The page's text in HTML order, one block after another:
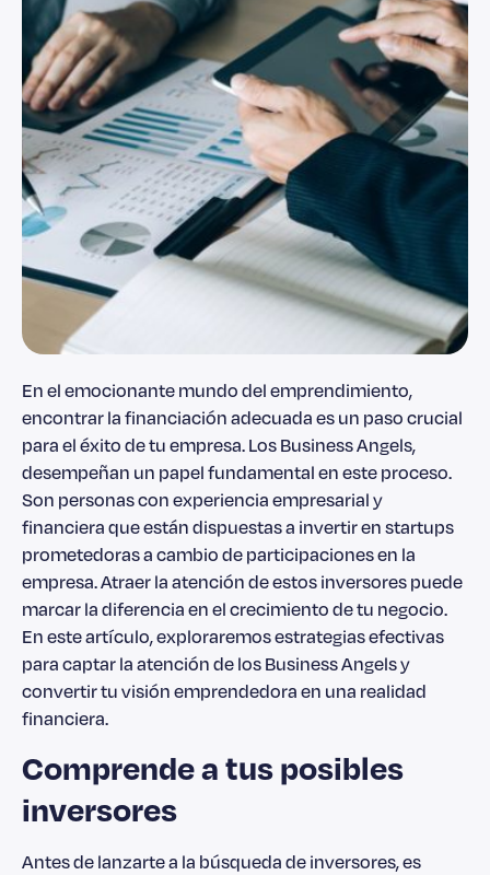
En el emocionante mundo del emprendimiento,
encontrar la financiación adecuada es un paso crucial
para el éxito de tu empresa. Los Business Angels,
desempeñan un papel fundamental en este proceso.
Son personas con experiencia empresarial y
financiera que están dispuestas a invertir en startups
prometedoras a cambio de participaciones en la
empresa. Atraer la atención de estos inversores puede
marcar la diferencia en el crecimiento de tu negocio.
En este artículo, exploraremos estrategias efectivas
para captar la atención de los Business Angels y
convertir tu visión emprendedora en una realidad
financiera.
Comprende a tus posibles
inversores
Antes de lanzarte a la búsqueda de inversores, es